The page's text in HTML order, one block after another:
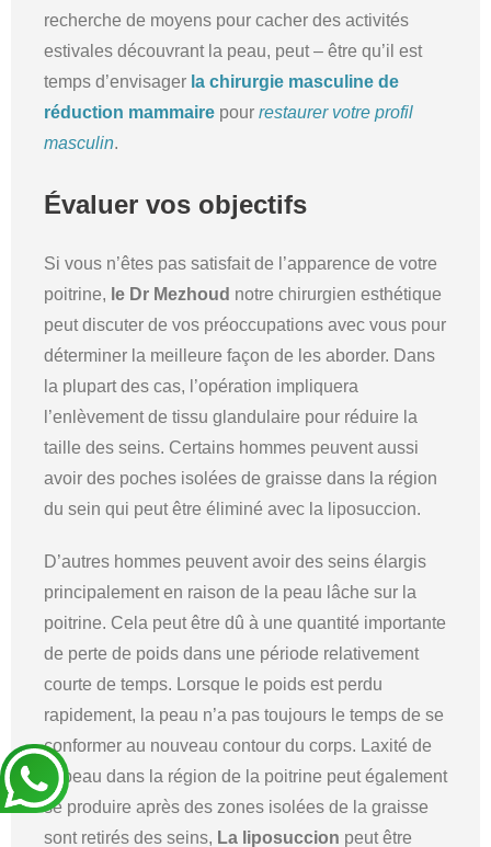
recherche de moyens pour cacher des activités
estivales découvrant la peau, peut – être qu’il est
temps d’envisager la chirurgie masculine de
réduction mammaire pour restaurer votre profil
masculin.
Évaluer vos objectifs
Si vous n’êtes pas satisfait de l’apparence de votre
poitrine, le Dr Mezhoud notre chirurgien esthétique
peut discuter de vos préoccupations avec vous pour
déterminer la meilleure façon de les aborder. Dans
la plupart des cas, l’opération impliquera
l’enlèvement de tissu glandulaire pour réduire la
taille des seins. Certains hommes peuvent aussi
avoir des poches isolées de graisse dans la région
du sein qui peut être éliminé avec la liposuccion.
D’autres hommes peuvent avoir des seins élargis
principalement en raison de la peau lâche sur la
poitrine. Cela peut être dû à une quantité importante
de perte de poids dans une période relativement
courte de temps. Lorsque le poids est perdu
rapidement, la peau n’a pas toujours le temps de se
conformer au nouveau contour du corps. Laxité de
la peau dans la région de la poitrine peut également
se produire après des zones isolées de la graisse
sont retirés des seins, La liposuccion peut être